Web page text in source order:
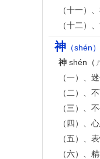
（十一）
（十二）
神 （shén）
神 shén（
（一）、
（二）、
（三）、
（四）、
（五）、
（六）、